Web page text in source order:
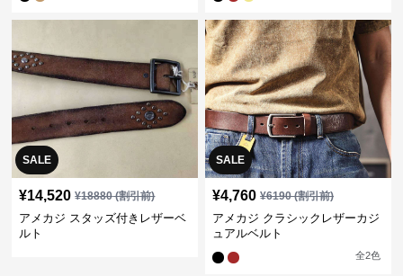
SALE
¥14,520 ¥18880(割引前)
アメカジ スタッズ付きレザーベ
ルト
SALE
¥4,760 ¥6190(割引前)
アメカジ クラシックレザーカジ
ュアルベルト
全2色